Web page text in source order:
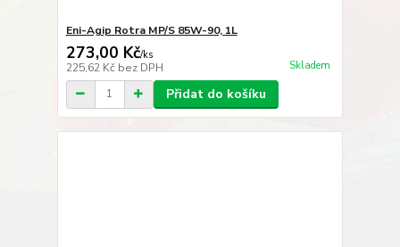
Eni-Agip Rotra MP/S 85W-90, 1L
273,00 Kč/ks
225,62 Kč bez DPH Skladem
Přidat do košíku